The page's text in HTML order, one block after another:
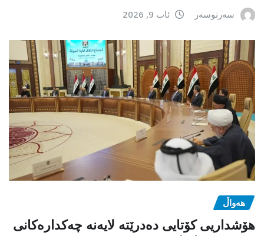
سەرنوسەر ئاب 9, 2026
هەواڵ
هۆشداریی کۆتایی دەدرێتە لایەنە چەکدارەکانی